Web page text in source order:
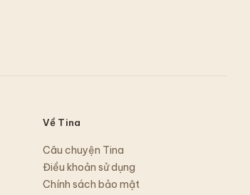
Về Tina
Câu chuyện Tina
Điều khoản sử dụng
Chính sách bảo mật